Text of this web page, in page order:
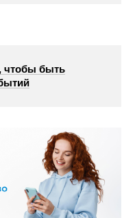
чтобы быть